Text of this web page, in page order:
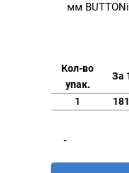
мм
Кол-во
упак.
За
1
-